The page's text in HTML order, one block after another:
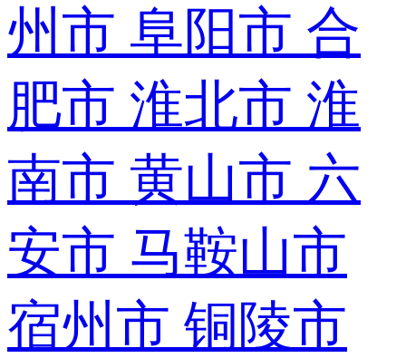
州市 阜阳市 合
肥市 淮北市 淮
南市 黄山市 六
安市 马鞍山市
宿州市 铜陵市